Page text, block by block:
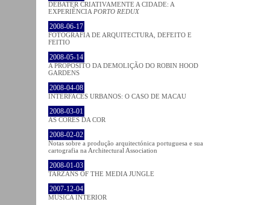
DEBATER CRIATIVAMENTE A CIDADE: A
EXPERIÊNCIA PORTO REDUX
2008-06-17
FOTOGRAFIA DE ARQUITECTURA, DEFEITO E
FEITIO
2008-05-14
A PROPÓSITO DA DEMOLIÇÃO DO ROBIN HOOD
GARDENS
2008-04-08
INTERFACES URBANOS: O CASO DE MACAU
2008-03-01
AS CORES DA COR
2008-02-02
Notas sobre a produção arquitectónica portuguesa e sua
cartografia na Architectural Association
2008-01-03
TARZANS OF THE MEDIA JUNGLE
2007-12-04
MÚSICA INTERIOR